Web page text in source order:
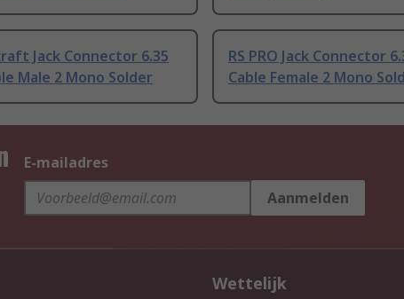
Jack Connector 6.35
Male 2 Mono Solder
RS PRO Jack Connector
Cable Female 2 Mono
E-mailadres
Aanmelden
Wettelijk